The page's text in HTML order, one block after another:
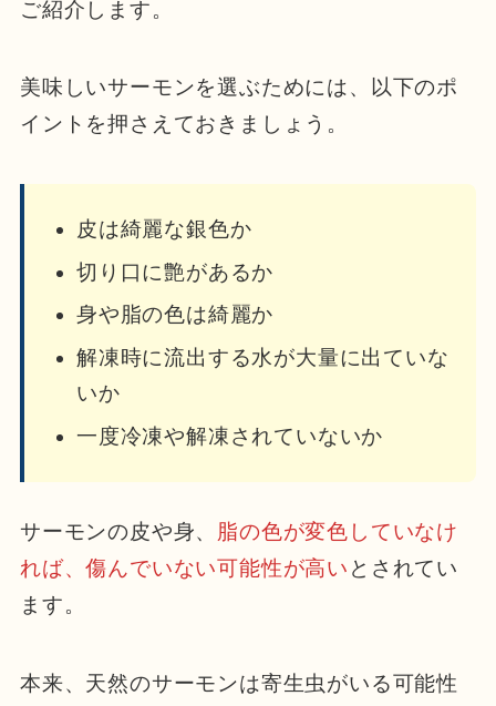
ご紹介します。
美味しいサーモンを選ぶためには、以下のポ
イントを押さえておきましょう。
皮は綺麗な銀色か
切り口に艶があるか
身や脂の色は綺麗か
解凍時に流出する水が大量に出ていな
いか
一度冷凍や解凍されていないか
サーモンの皮や身、 脂の色が変色していなけ
れば、傷んでいない可能性が高い とされてい
ます。
本来、天然のサーモンは寄生虫がいる可能性